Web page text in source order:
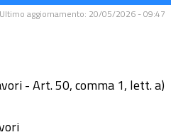
Ultimo aggiornamento: 20/05/2026 - 09:47
- Art. 50, comma 1, lett. a)